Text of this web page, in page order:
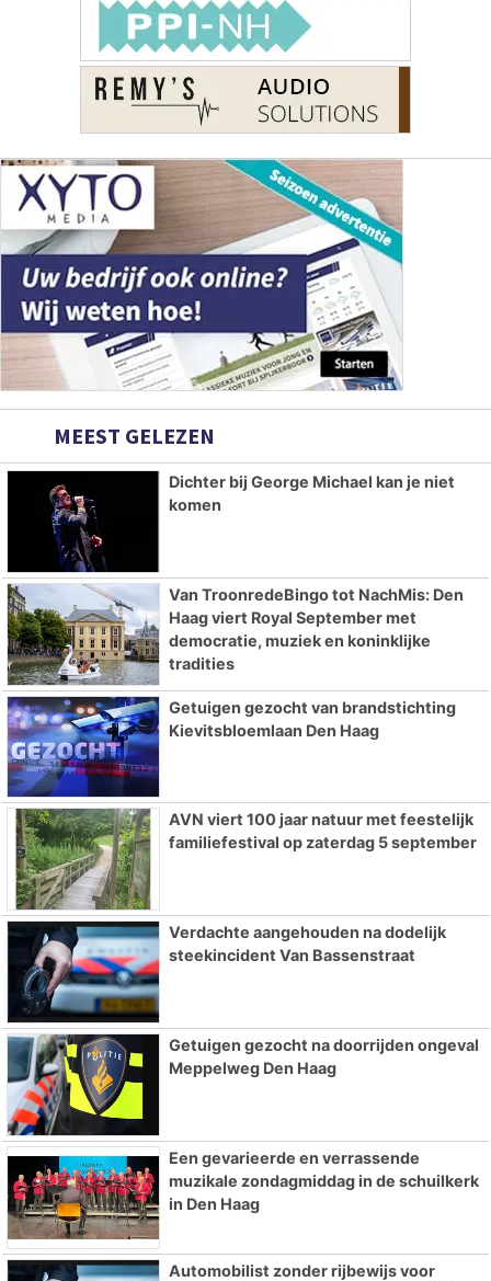
MEEST GELEZEN
Dichter bij George Michael kan je niet
komen
Van TroonredeBingo tot NachMis: Den
Haag viert Royal September met
democratie, muziek en koninklijke
tradities
Getuigen gezocht van brandstichting
Kievitsbloemlaan Den Haag
AVN viert 100 jaar natuur met feestelijk
familiefestival op zaterdag 5 september
Verdachte aangehouden na dodelijk
steekincident Van Bassenstraat
Getuigen gezocht na doorrijden ongeval
Meppelweg Den Haag
Een gevarieerde en verrassende
muzikale zondagmiddag in de schuilkerk
in Den Haag
Automobilist zonder rijbewijs voor